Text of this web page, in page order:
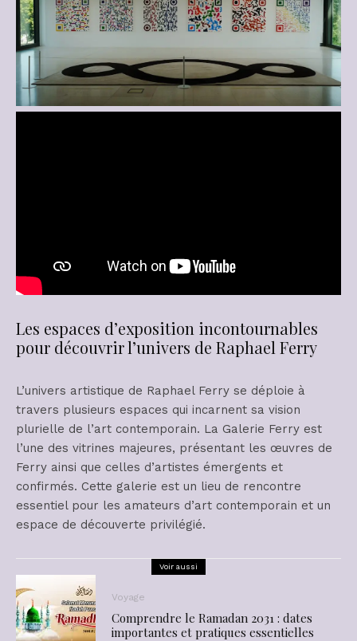
Les espaces d’exposition incontournables
pour découvrir l’univers de Raphael Ferry
L’univers artistique de Raphael Ferry se déploie à
travers plusieurs espaces qui incarnent sa vision
plurielle de l’art contemporain. La Galerie Ferry est
l’une des vitrines majeures, présentant les œuvres de
Ferry ainsi que celles d’artistes émergents et
confirmés. Cette galerie est un lieu de rencontre
essentiel pour les amateurs d’art contemporain et un
espace de découverte privilégié.
Voir aussi
Voyage
Comprendre le Ramadan 2031 : dates
importantes et pratiques essentielles